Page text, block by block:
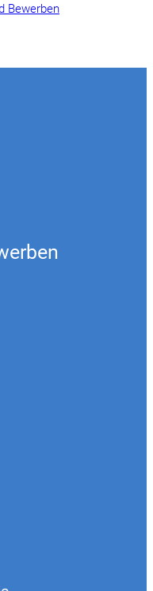
Bewerben